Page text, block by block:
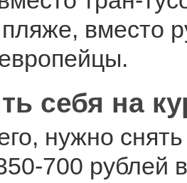
вместо
себя на
нужно
700 рублей